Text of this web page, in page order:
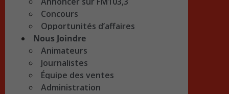
Concours
Opportunités d’affaires
Nous Joindre
Animateurs
Journalistes
Équipe des ventes
Administration